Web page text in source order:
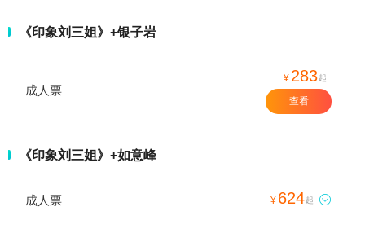
《印象刘三姐》+银子岩
成人票
¥ 283起
查看
《印象刘三姐》+如意峰
成人票 ¥ 624起 